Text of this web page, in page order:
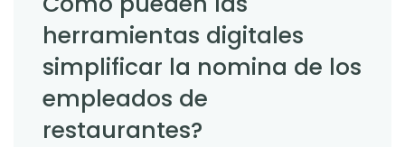
herramientas digitales
simplificar la nomina de los
empleados de
restaurantes?